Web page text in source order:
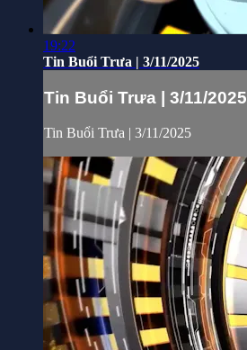
19:22
Tin Buổi Trưa | 3/11/2025
Tin Buổi Trưa | 3/11/2025
Tin Buổi Trưa | 3/11/2025